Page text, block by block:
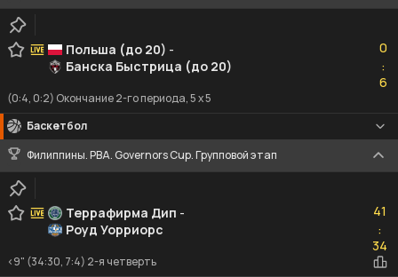
Польша (до 20) -
Банска Быстрица (до 20)
0
:6
6
(0:4, 0:2) Окончание 2-го периода, 5 x 5
Баскетбол
Филиппины. PBA. Governors Cup. Групповой этап
Террафирма Дип -
Роуд Уорриорс
41
:34
34
<9" (34:30, 7:4) 2-я четверть